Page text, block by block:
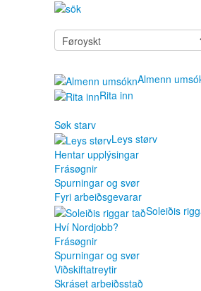
Almenn
Rita inn
Søk starv
Leys størv
Hentar upplýsingar
Frásøgnir
Spurningar og svør
Fyri arbeiðsgevarar
Soleiðis
Hví Nordjobb?
Frásøgnir
Spurningar og svør
Viðskiftatreytir
Skráset arbeiðsstað